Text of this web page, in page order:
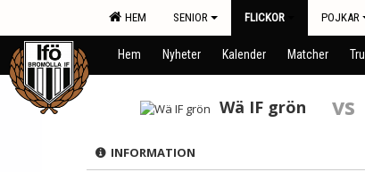
HEM SENIOR FLICKOR POJKAR
Hem Nyheter Kalender Matcher
Wä IF grön vs
INFORMATION